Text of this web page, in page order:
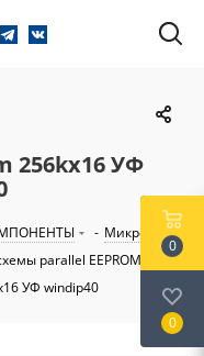
256kx16 УФ
- Микросхемы
parallel EEPROM
УФ windip40
0
0